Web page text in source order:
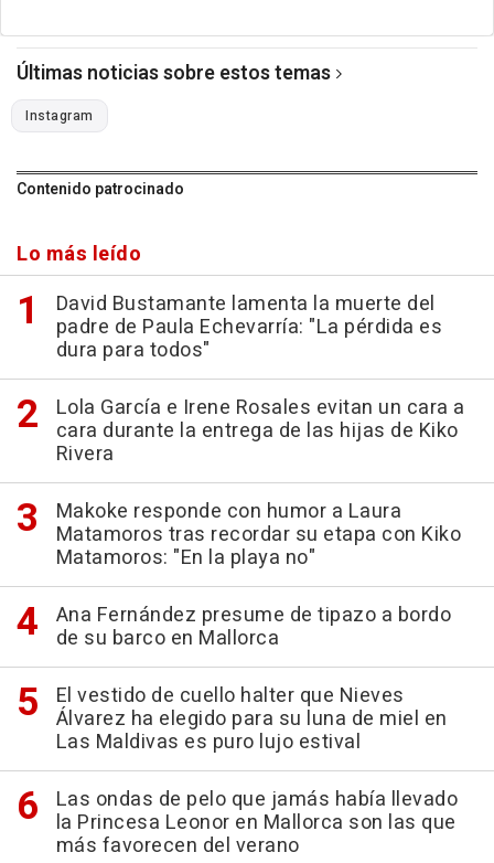
Últimas noticias sobre estos temas
Instagram
Contenido patrocinado
Lo más leído
David Bustamante lamenta la muerte del
padre de Paula Echevarría: "La pérdida es
dura para todos"
Lola García e Irene Rosales evitan un cara a
cara durante la entrega de las hijas de Kiko
Rivera
Makoke responde con humor a Laura
Matamoros tras recordar su etapa con Kiko
Matamoros: "En la playa no"
Ana Fernández presume de tipazo a bordo
de su barco en Mallorca
El vestido de cuello halter que Nieves
Álvarez ha elegido para su luna de miel en
Las Maldivas es puro lujo estival
Las ondas de pelo que jamás había llevado
la Princesa Leonor en Mallorca son las que
más favorecen del verano